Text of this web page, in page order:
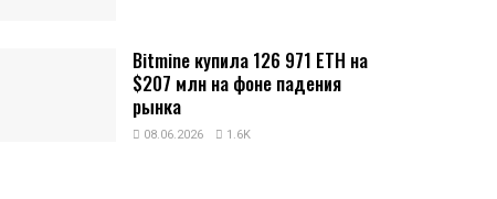
Bitmine купила 126 971 ETH на
$207 млн на фоне падения
рынка
08.06.2026 1.6K